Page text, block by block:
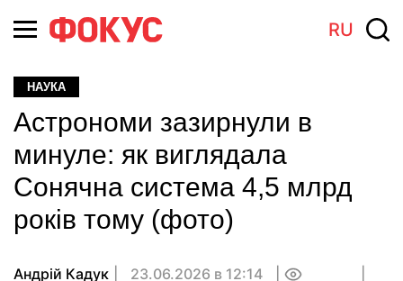
RU
НАУКА
Астрономи зазирнули в
минуле: як виглядала
Сонячна система 4,5 млрд
років тому (фото)
Андрій Кадук 23.06.2026 в 12:14